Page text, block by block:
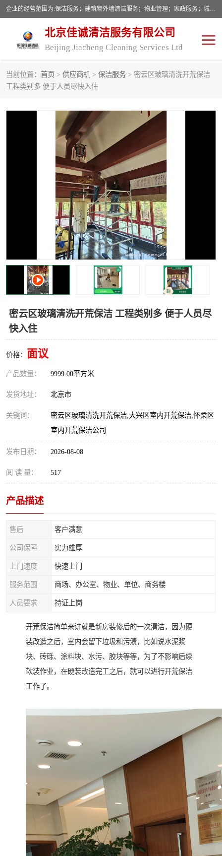
企业的经营范围为:保洁服务；建筑物外墙清洁服务；物业管理；家政服务；城市园林绿化；劳务分包；技术开发、技术转让、技术服务；销售保洁设备、卫生用品、化工产品（不含危险化学品及一类易制毒化学品）、日用品、办公设备、建筑材料、装饰材料；图文设计；清洁服务（不含餐具消毒）；中央空调维修；工程设计；施工总承包；专业承包。
北京佳诚清洁服务有限公司
Beijing Jiacheng Cleaning Services Ltd
当前位置： 首页 > 供应商机 > 保洁服务 > 密云区玻璃清洗开荒保洁
工程类别多 便于人员尽快入住
密云区玻璃清洗开荒保洁 工程类别多 便于人员尽
快入住
价格： 面议
产品数量： 9999.00平方米
发货地址： 北京市
关键词：
密云区玻璃清洗开荒保洁,大兴区室内开荒保洁,怀柔区
室内开荒保洁公司
发布日期： 2026-08-08
阅 读 量： 517
产品描述
售后 客户满意
公司保障 实力雄厚
上门速度 快速上门
服务范围 商场、办公室、物业、单位、商务楼
人员要求 持证上岗
开荒保洁简单来讲就是新房装修后的一次清洁，因为硬
装改造之后，室内会留下垃圾和污渍，比如说水泥浆
块、砖砾、涂料块、水污、胶块等等，为了不影响后续
软装作业，在硬装改造完工之后，就可以进行开荒保洁
工作了。
外墙清洗
开荒保洁 保洁服务
建筑物外墙维修